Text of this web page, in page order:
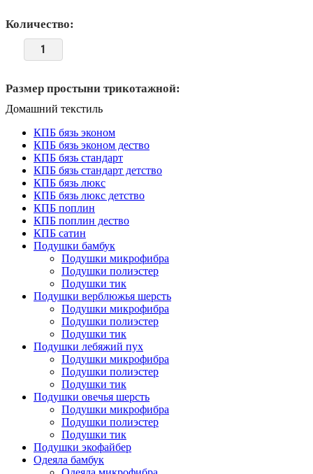
Количество:
Размер простыни трикотажной:
Домашний текстиль
КПБ бязь эконом
КПБ бязь эконом дество
КПБ бязь стандарт
КПБ бязь стандарт детство
КПБ бязь люкс
КПБ бязь люкс детство
КПБ поплин
КПБ поплин дество
КПБ сатин
Подушки бамбук
Подушки микрофибра
Подушки полиэстер
Подушки тик
Подушки верблюжья шерсть
Подушки микрофибра
Подушки полиэстер
Подушки тик
Подушки лебяжий пух
Подушки микрофибра
Подушки полиэстер
Подушки тик
Подушки овечья шерсть
Подушки микрофибра
Подушки полиэстер
Подушки тик
Подушки экофайбер
Одеяла бамбук